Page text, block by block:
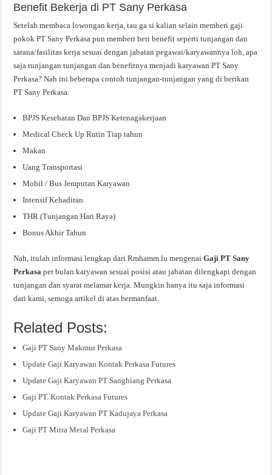
Benefit Bekerja di PT Sany Perkasa
Setelah membaca lowongan kerja, tau ga si kalian selain memberi gaji
pokok PT Sany Perkasa pun memberi beri benefit seperti tunjangan dan
sarana/fasilitas kerja sesuai dengan jabatan pegawai/karyawannya loh, apa
saja tunjangan tunjangan dan benefitnya menjadi karyawan PT Sany
Perkasa? Nah ini beberapa contoh tunjangan-tunjangan yang di berikan
PT Sany Perkasa:
BPJS Kesehatan Dan BPJS Ketenagakerjaan
Medical Check Up Rutin Tiap tahun
Makan
Uang Transportasi
Mobil / Bus Jemputan Karyawan
Intensif Kehadiran
THR (Tunjangan Hari Raya)
Bonus Akhir Tahun
Nah, itulah informasi lengkap dari Rmhamm.lu mengenaiGaji PT Sany
Perkasaper bulan karyawan sesuai posisi atau jabatan dilengkapi dengan
tunjangan dan syarat melamar kerja. Mungkin hanya itu saja informasi
dari kami, semoga artikel di atas bermanfaat.
Related Posts:
Gaji PT Sany Makmur Perkasa
Update Gaji Karyawan Kontak Perkasa Futures
Update Gaji Karyawan PT Sanghiang Perkasa
Gaji PT. Kontak Perkasa Futures
Update Gaji Karyawan PT Kadujaya Perkasa
Gaji PT Mitra Metal Perkasa